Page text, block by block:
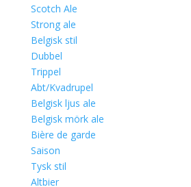
Scotch Ale
Strong ale
Belgisk stil
Dubbel
Trippel
Abt/Kvadrupel
Belgisk ljus ale
Belgisk mörk ale
Bière de garde
Saison
Tysk stil
Altbier